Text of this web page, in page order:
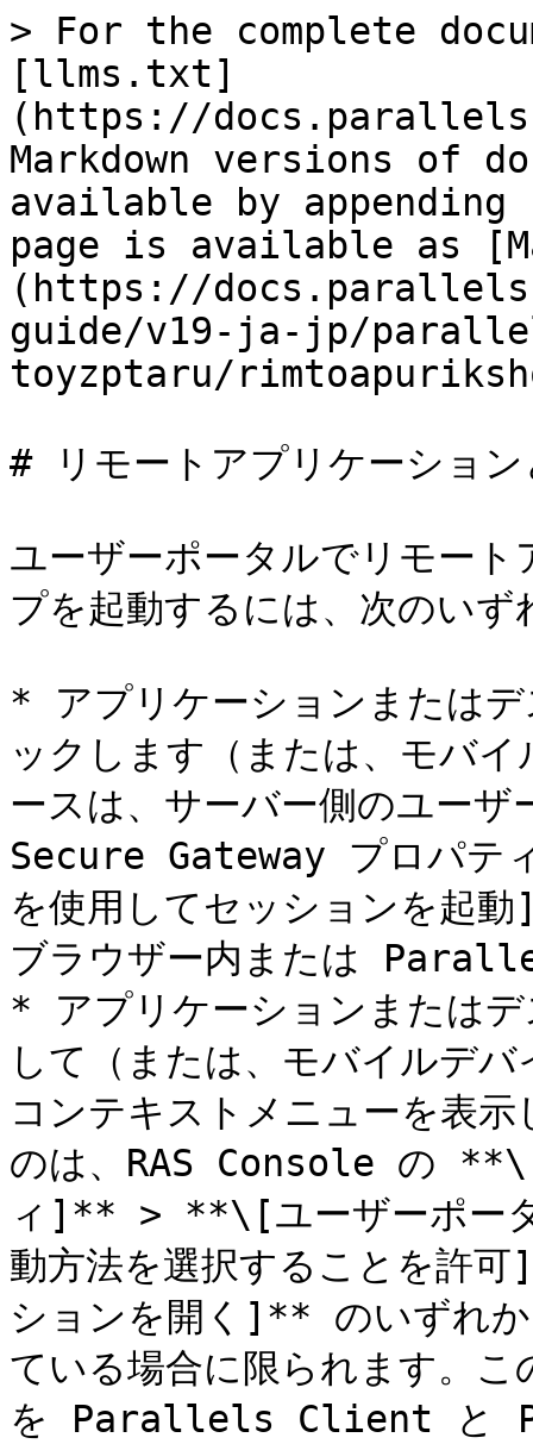
> For the complete
[llms.txt]
(https://
Markdown versions of
available by
page is available as
(https://
guide/v19-ja-jp/
toyzptaru/
# リモートアプリケーショ
ユーザーポータルでリモー
プを起動するには、次のいず
* アプリケーションまたは
ックします（または、モバ
ースは、サーバー側のユー
Secure Gateway プロパ
を使用してセッションを起
ブラウザー内または
* アプリケーションまたは
して（または、モバイルデ
コンテキストメニューを表
のは、RAS Console の
ィ]** > **\[ユーザーポー
動方法を選択することを
ションを開く]** のいずれか
ている場合に限られます。
を Parallels Client と